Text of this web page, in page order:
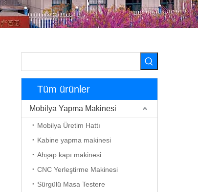
Tüm ürünler
Mobilya Yapma Makinesi
Mobilya Üretim Hattı
Kabine yapma makinesi
Ahşap kapı makinesi
CNC Yerleştirme Makinesi
Sürgülü Masa Testere